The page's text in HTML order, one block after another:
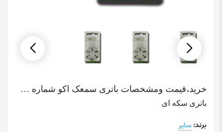
خرید،قیمت ومشخصات باتری سمعک اکو شماره ی10
باتری سکه ای
برند: سایر